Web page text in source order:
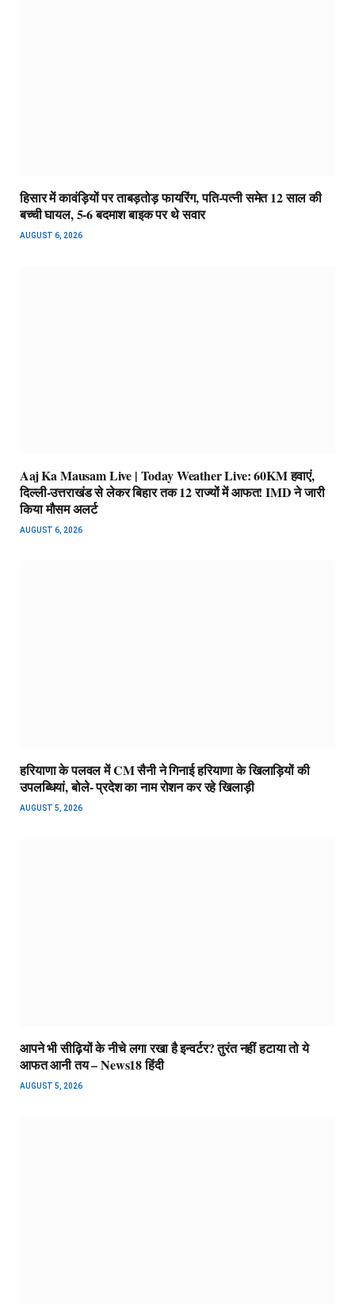
हिसार में कावंड़ियों पर ताबड़तोड़ फायरिंग, पति-पत्नी समेत 12 साल की
बच्ची घायल, 5-6 बदमाश बाइक पर थे सवार
AUGUST 6, 2026
Aaj Ka Mausam Live | Today Weather Live: 60KM हवाएं,
दिल्ली-उत्तराखंड से लेकर बिहार तक 12 राज्यों में आफत! IMD ने जारी
किया मौसम अलर्ट
AUGUST 6, 2026
हरियाणा के पलवल में CM सैनी ने गिनाई हरियाणा के खिलाड़ियों की
उपलब्धियां, बोले- प्रदेश का नाम रोशन कर रहे खिलाड़ी
AUGUST 5, 2026
आपने भी सीढ़ियों के नीचे लगा रखा है इन्वर्टर? तुरंत नहीं हटाया तो ये
आफत आनी तय – News18 हिंदी
AUGUST 5, 2026